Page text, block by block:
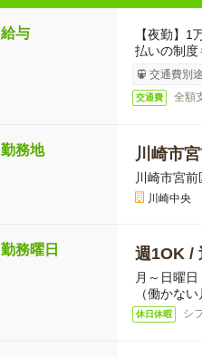
給与
【夜勤】
払いの制度
交通費別
交通費 全額
勤務地 川崎市
川崎市宮
川崎中央
勤務曜日 週1OK /
月～日曜
（働かな
休日休暇 シ